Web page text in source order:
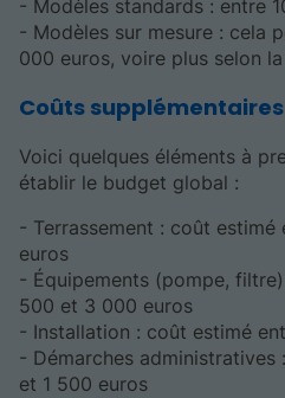
- Modèles standards : entre
- Modèles sur mesure : cela
000 euros, voire plus selon
Coûts supplémentaires
Voici quelques éléments à
établir le budget global :
- Terrassement : coût
euros
- Équipements (pompe,
500 et 3 000 euros
- Installation : coût estimé
- Démarches
et 1 500 euros